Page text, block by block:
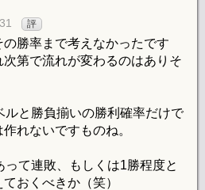
評
勝率まで考えなかったです
第で流れが変わるのはありそ
ルと勝負揃いの勝利確率だけで
れないですものね。
って連敗、もしくは1勝程度と
おくべきか（笑）